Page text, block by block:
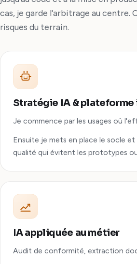
cas, je garde l'arbitrage au centre.
risques du terrain.
Stratégie IA & plateforme
Je commence par les usages où
Ensuite je mets en place le socle et
qualité qui évitent les prototypes
IA appliquée au métier
Audit de conformité, extraction